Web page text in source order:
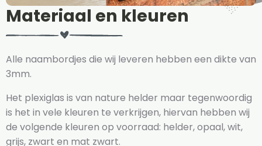
Materiaal en kleuren
Alle naambordjes die wij leveren hebben een dikte van
3mm.
Het plexiglas is van nature helder maar tegenwoordig
is het in vele kleuren te verkrijgen, hiervan hebben wij
de volgende kleuren op voorraad: helder, opaal, wit,
grijs, zwart en mat zwart.